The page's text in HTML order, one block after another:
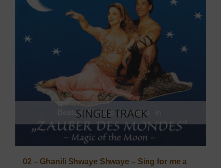
02 – Ghanili Shwaye Shwaye – Sing for me a